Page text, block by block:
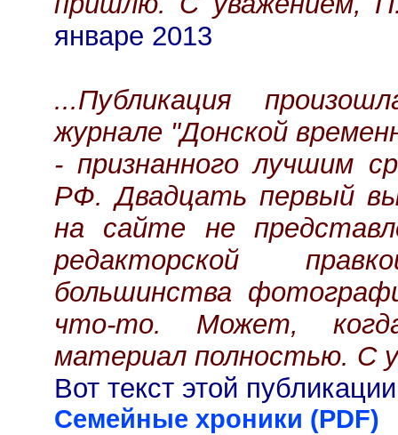
январе 2013
...Публикация
журнале "Донской
- признанного лучшим
РФ. Двадцать первый
на сайте не
редакторской
большинства
что-то. Может,
материал полностью. С
Вот текст этой
Семейные хроники (PDF)